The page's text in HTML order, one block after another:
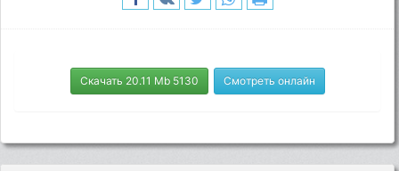
Скачать 20.11 Mb 5130 Смотреть онлайн